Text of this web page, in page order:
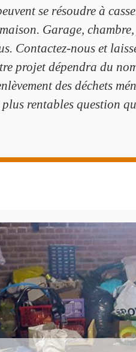
se résoudre à
Garage,
Contactez-nous et
projet dépendra du
des déchets
plus rentables question